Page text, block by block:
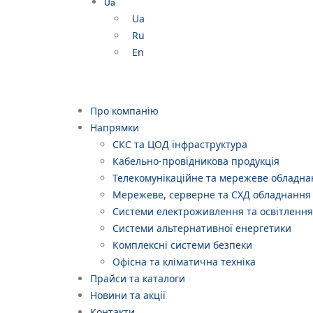
Ua
Ua
Ru
En
Про компанію
Напрямки
СКС та ЦОД інфраструктура
Кабельно-провідникова продукція
Телекомунікаційне та мережеве
Мережеве, серверне та СХД обладнання
Системи електроживлення та освітлення
Системи альтернативної енергетики
Комплексні системи безпеки
Офісна та кліматична техніка
Прайси та каталоги
Новини та акції